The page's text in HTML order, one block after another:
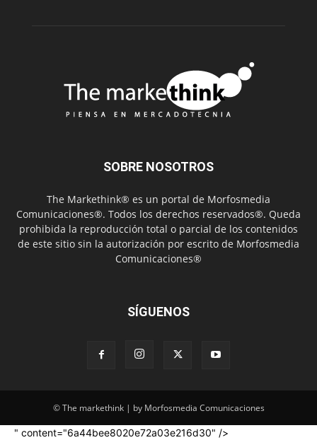
SOBRE NOSOTROS
The Markethink® es un portal de Morfosmedia
Comunicaciones®. Todos los derechos reservados®. Queda
prohibida la reproducción total o parcial de los contenidos
de este sitio sin la autorización por escrito de Morfosmedia
Comunicaciones®
SÍGUENOS
© The markethink | by Morfosmedia Comunicaciones
" content="6a44bee8020e72a03e216d30" />